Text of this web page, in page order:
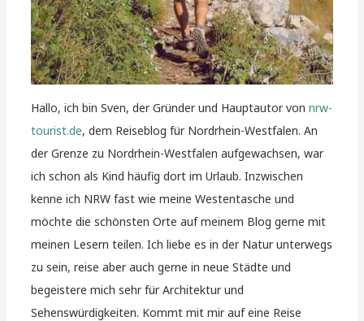
Hallo, ich bin Sven, der Gründer und Hauptautor vonnrw-
tourist.de, dem Reiseblog für Nordrhein-Westfalen. An
der Grenze zu Nordrhein-Westfalen aufgewachsen, war
ich schon als Kind häufig dort im Urlaub. Inzwischen
kenne ich NRW fast wie meine Westentasche und
möchte die schönsten Orte auf meinem Blog gerne mit
meinen Lesern teilen. Ich liebe es in der Natur unterwegs
zu sein, reise aber auch gerne in neue Städte und
begeistere mich sehr für Architektur und
Sehenswürdigkeiten. Kommt mit mir auf eine Reise